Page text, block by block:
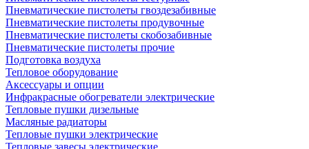
Пневматические пистолеты гвоздезабивные
Пневматические пистолеты продувочные
Пневматические пистолеты скобозабивные
Пневматические пистолеты прочие
Подготовка воздуха
Тепловое оборудование
Аксессуары и опции
Инфракрасные обогреватели электрические
Тепловые пушки дизельные
Масляные радиаторы
Тепловые пушки электрические
Тепловые завесы электрические